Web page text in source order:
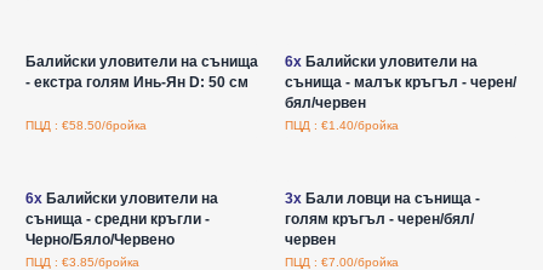
Балийски уловители на сънища
- екстра голям Инь-Ян D: 50 см
ПЦД : €58.50/бройка
6xБалийски уловители на
сънища - малък кръгъл - черен/
бял/червен
ПЦД : €1.40/бройка
6xБалийски уловители на
сънища - средни кръгли -
Черно/Бяло/Червено
ПЦД : €3.85/бройка
3xБали ловци на сънища -
голям кръгъл - черен/бял/
червен
ПЦД : €7.00/бройка